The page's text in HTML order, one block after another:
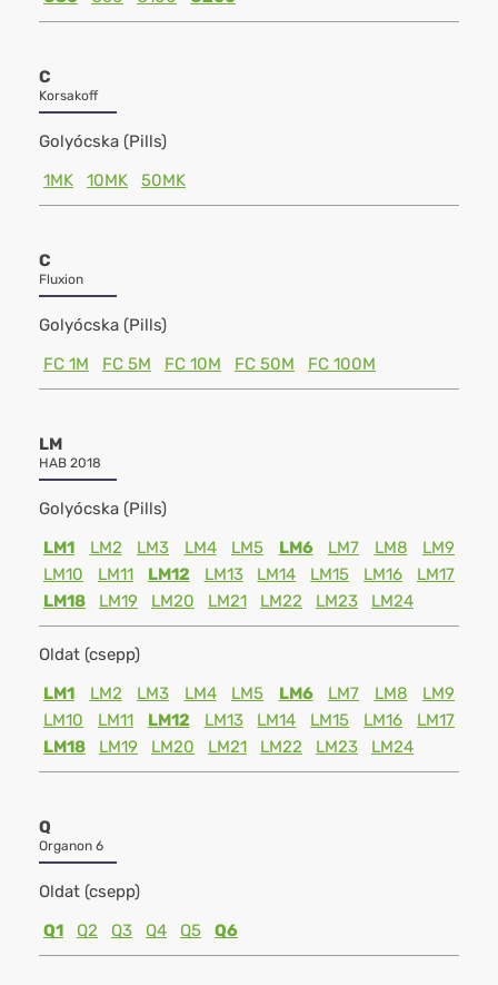
C
Korsakoff
Golyócska (Pills)
1MK
10MK 50MK
C
Fluxion
Golyócska (Pills)
FC 1M
FC 5M FC 10M FC 50M FC 100M
LM
HAB 2018
Golyócska (Pills)
LM1
LM2 LM3 LM4 LM5 LM6 LM7 LM8
LM9
LM10
LM11 LM12 LM13 LM14 LM15 LM16
LM17
LM18
LM19 LM20 LM21 LM22 LM23 LM24
Oldat (csepp)
LM1
LM2 LM3 LM4 LM5 LM6 LM7 LM8
LM9
LM10
LM11 LM12 LM13 LM14 LM15 LM16
LM17
LM18
LM19 LM20 LM21 LM22 LM23 LM24
Q
Organon 6
Oldat (csepp)
Q1
Q2 Q3 Q4 Q5 Q6